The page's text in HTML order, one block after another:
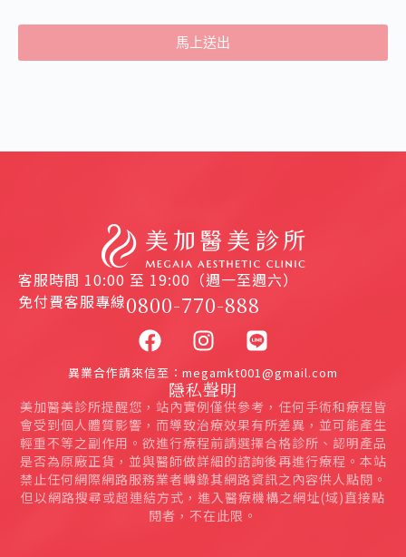
馬上送出
客服時間 10:00 至 19:00（週一至週六）
免付費客服專線0800-770-888
異業合作請來信至：megamkt001@gmail.com
隱私聲明
美加醫美診所提醒您，站內實例僅供參考，任何手術和療程皆
會受到個人體質影響，而導致治療效果有所差異，並可能產生
輕重不等之副作用。欲進行療程前請選擇合格診所、認明產品
是否為原廠正貨，並與醫師做詳細的諮詢後再進行療程。本站
禁止任何網際網路服務業者轉錄其網路資訊之內容供人點閱。
但以網路搜尋或超連結方式，進入醫療機構之網址(域)直接點
閱者，不在此限。